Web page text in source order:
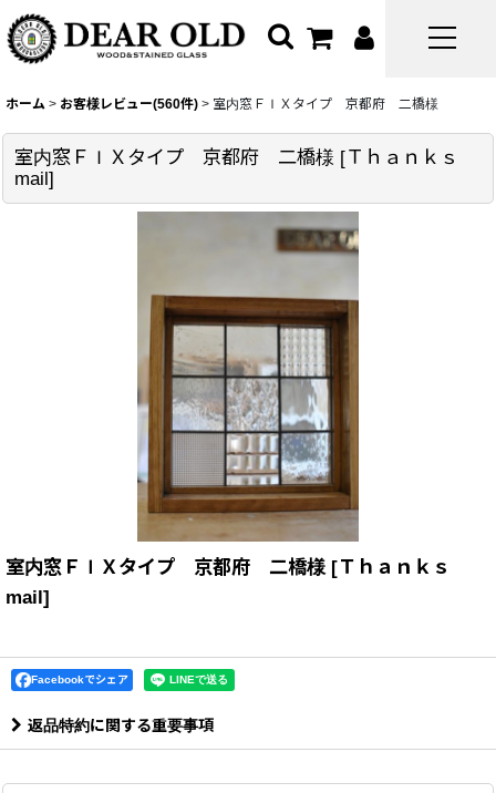
ホーム > お客様レビュー(560件) > 室内窓ＦＩＸタイプ 京都府 二橋様
室内窓ＦＩＸタイプ 京都府 二橋様 [Ｔｈａｎｋｓ
mail]
室内窓ＦＩＸタイプ 京都府 二橋様 [Ｔｈａｎｋｓ
mail]
Facebookでシェア
返品特約に関する重要事項